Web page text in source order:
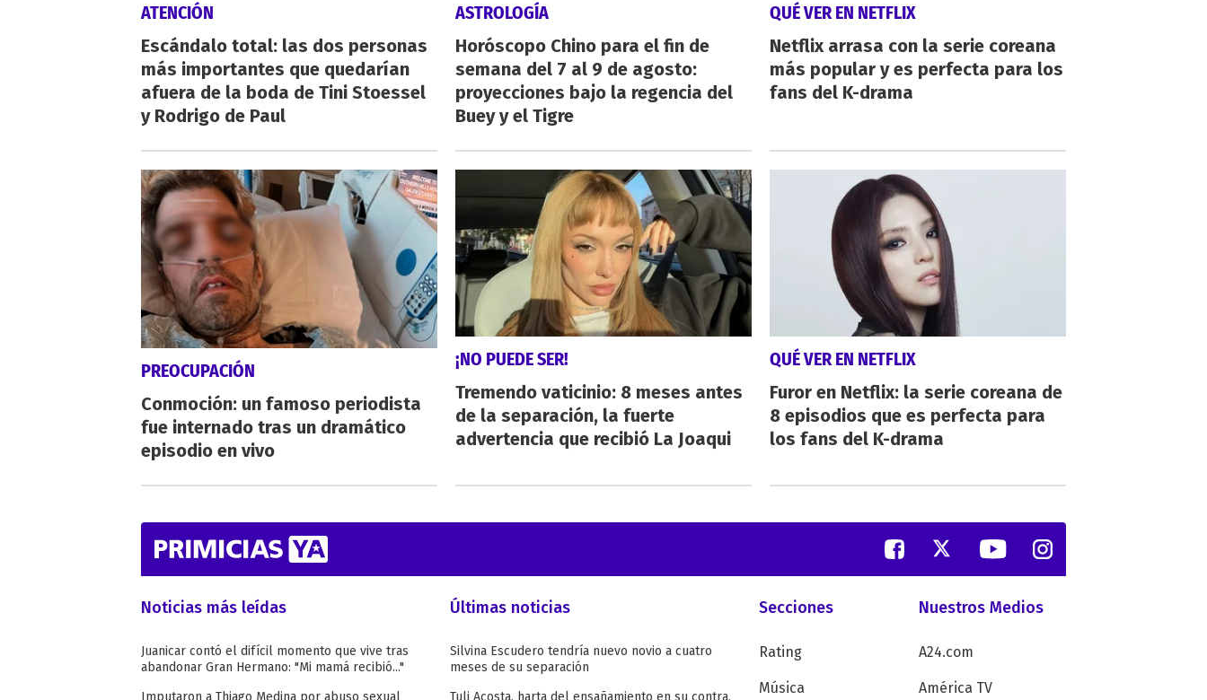
ATENCIÓN
Escándalo total: las dos personas
más importantes que quedarían
afuera de la boda de Tini Stoessel
y Rodrigo de Paul
ASTROLOGÍA
Horóscopo Chino para el fin de
semana del 7 al 9 de agosto:
proyecciones bajo la regencia del
Buey y el Tigre
QUÉ VER EN NETFLIX
Netflix arrasa con la serie coreana
más popular y es perfecta para los
fans del K-drama
PREOCUPACIÓN
Conmoción: un famoso periodista
fue internado tras un dramático
episodio en vivo
¡NO PUEDE SER!
Tremendo vaticinio: 8 meses antes
de la separación, la fuerte
advertencia que recibió La Joaqui
QUÉ VER EN NETFLIX
Furor en Netflix: la serie coreana de
8 episodios que es perfecta para
los fans del K-drama
Noticias más leídas
Juanicar contó el difícil momento que vive tras
abandonar Gran Hermano: "Mi mamá recibió..."
Imputaron a Thiago Medina por abuso sexual
Últimas noticias
Silvina Escudero tendría nuevo novio a cuatro
meses de su separación
Tuli Acosta, harta del ensañamiento en su contra,
Secciones
Rating
Música
Nuestros Medios
A24.com
América TV